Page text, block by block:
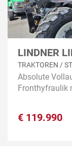
LINDNER
TRAKTOREN /
Absolute
Fronthyfraulik
€ 119.990